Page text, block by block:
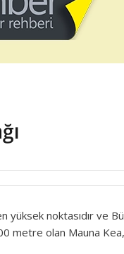
yüksek noktasıdır ve
metre olan Mauna